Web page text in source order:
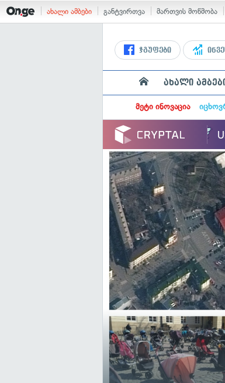
ახალი ამბები განტვირთვა მართვის მოწმობა
ჯგუფები
ახალი
მეტი ინოვაცია